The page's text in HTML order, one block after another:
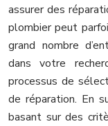
assurer des
plombier peut
grand nombre
dans votre
processus de
de réparation. En
basant sur des